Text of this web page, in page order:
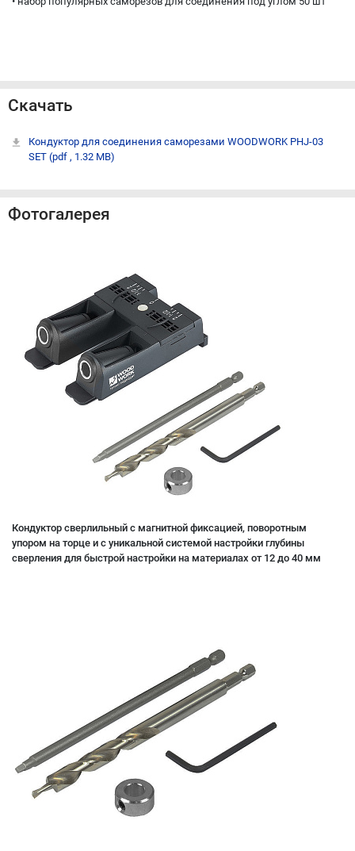
Скачать
Кондуктор для соединения саморезами WOODWORK PHJ-03
SET (pdf , 1.32 MB)
Фотогалерея
Кондуктор сверлильный с магнитной фиксацией, поворотным
упором на торце и с уникальной системой настройки глубины
сверления для быстрой настройки на материалах от 12 до 40 мм